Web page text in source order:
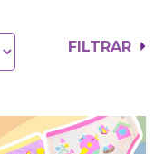
FILTRAR